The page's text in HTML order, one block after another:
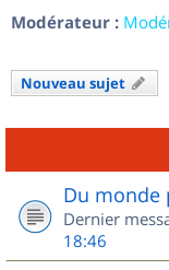
Modérateur :
Nouveau sujet
Du monde
Dernier
18:46